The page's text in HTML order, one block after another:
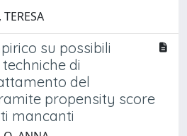
su possibili
di
del
propensity score
mancanti